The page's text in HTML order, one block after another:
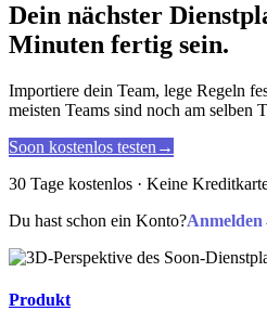
Dein nächster
Minuten fertig sein.
Importiere dein Team, lege Regeln
meisten Teams sind noch am selben
Soon kostenlos testen →
30 Tage kostenlos · Keine
Du hast schon ein Konto?Anmelden
Produkt